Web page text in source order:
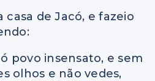
casa de Jacó, e fazeio
povo insensato, e sem
olhos e não vedes,